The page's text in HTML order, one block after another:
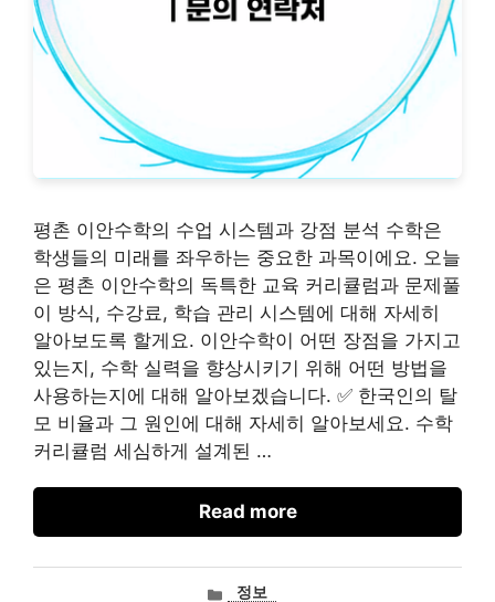
평촌 이안수학의 수업 시스템과 강점 분석 수학은
학생들의 미래를 좌우하는 중요한 과목이에요. 오늘
은 평촌 이안수학의 독특한 교육 커리큘럼과 문제풀
이 방식, 수강료, 학습 관리 시스템에 대해 자세히
알아보도록 할게요. 이안수학이 어떤 장점을 가지고
있는지, 수학 실력을 향상시키기 위해 어떤 방법을
사용하는지에 대해 알아보겠습니다. ✅ 한국인의 탈
모 비율과 그 원인에 대해 자세히 알아보세요. 수학
커리큘럼 세심하게 설계된 …
Read more
카정보